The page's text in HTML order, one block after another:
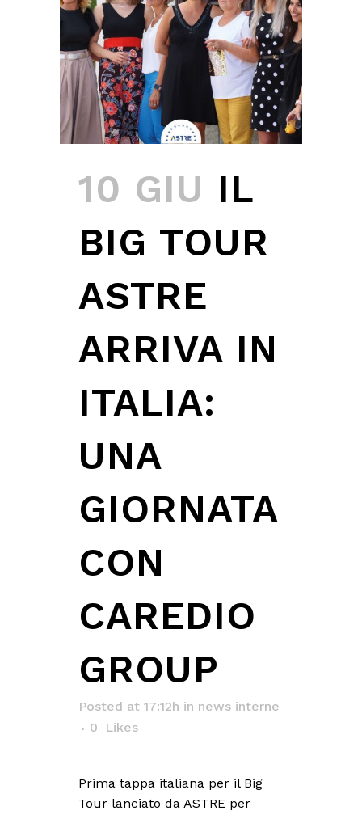
10 GIU IL
BIG TOUR
ASTRE
ARRIVA IN
ITALIA:
UNA
GIORNATA
CON
CAREDIO
GROUP
Posted at 17:12h in news interne
0
Likes
Prima tappa italiana per il Big
Tour lanciato da ASTRE per